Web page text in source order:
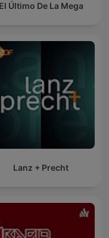
El Último De La Mega
Lanz + Precht